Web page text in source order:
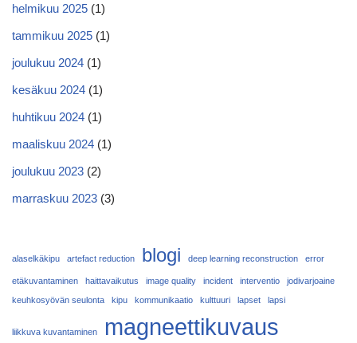
helmikuu 2025 (1)
tammikuu 2025 (1)
joulukuu 2024 (1)
kesäkuu 2024 (1)
huhtikuu 2024 (1)
maaliskuu 2024 (1)
joulukuu 2023 (2)
marraskuu 2023 (3)
alaselkäkipu artefact reduction blogi deep learning reconstruction error
etäkuvantaminen haittavaikutus image quality incident interventio
jodivarjoaine
keuhkosyövän seulonta
kipu kommunikaatio kulttuuri lapset lapsi
liikkuva kuvantaminen magneettikuvaus